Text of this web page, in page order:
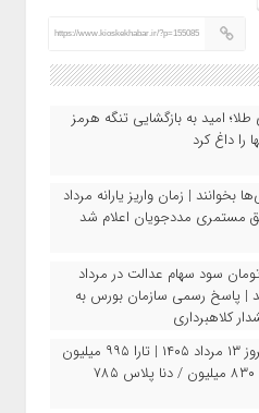
https://www.kioskekhabar.ir/?p=155085
دلاری طلا؛ امید به بازگشایی تنگه هرمز
را داغ کرد
بخوانند | زمان واریز یارانه مرداد
تومان سود سهام عدالت در مرداد
شد | پاسخ رسمی سازمان بورس به
کلاهبرداری
قیمت خودرو امروز ۱۳ مرداد ۱۴۰۵ | تارا ۹۹۵ میلیون
تومان / شاهین ۸۳۰ میلیون / دنا پلاس ۷۸۵